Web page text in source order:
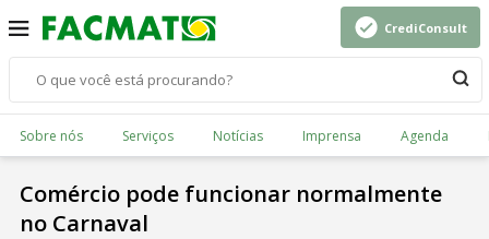
CrediConsult
Sobre nós Serviços Notícias Imprensa Agenda
Comércio pode funcionar normalmente
no Carnaval